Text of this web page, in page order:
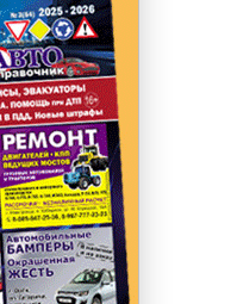
Реклама. ИП Кучеренко Николай
Николаевич